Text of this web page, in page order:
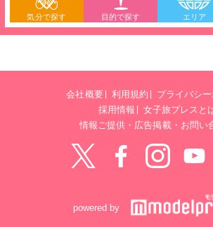
気分で探す 目的で探す エリア
会社概要 利用規約
プライバシ
採用情報
女子旅プレスと
情報ご提供・広告掲載・お問い
powered by